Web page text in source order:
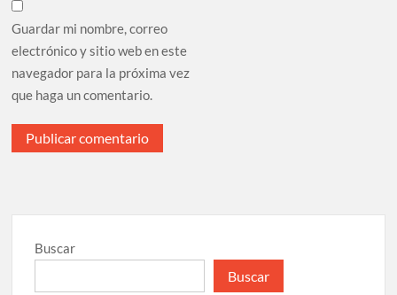
Guardar mi nombre, correo
electrónico y sitio web en este
navegador para la próxima vez
que haga un comentario.
Buscar
Buscar